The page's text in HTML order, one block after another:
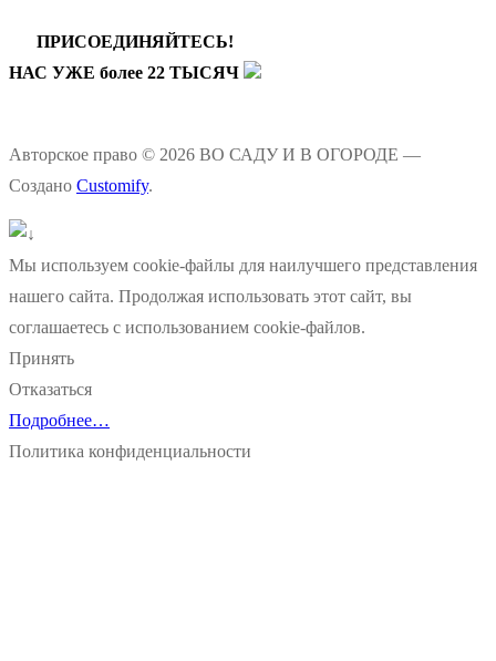
ПРИСОЕДИНЯЙТЕСЬ!
НАС УЖЕ более 22 ТЫСЯЧ
Авторское право © 2026 ВО САДУ И В ОГОРОДЕ —
Создано Customify.
Мы используем cookie-файлы для наилучшего представления
нашего сайта. Продолжая использовать этот сайт, вы
соглашаетесь с использованием cookie-файлов.
Принять
Отказаться
Подробнее…
Политика конфиденциальности